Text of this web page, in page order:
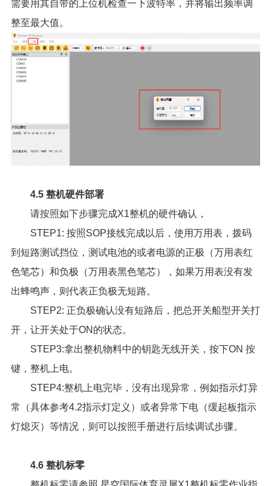
需要用其自带的上位机检查一下波特率，并将输出频率调
整至最大值。
4.5 整机硬件部署
请按照如下步骤完成X1整机的硬件确认，
STEP1: 按照SOP接线完成以后，使用万用表，拨码
到短路测试挡位，测试电池的或者电源的正极（万用表红
色笔芯）和负极（万用表黑色笔芯），如果万用表没有发
出蜂鸣声，则代表正负极无短路。
STEP2: 正负极确认没有短路后，把总开关船型开关打
开，让开关处于ON的状态。
STEP3:拿出整机物料中的钥匙无线开关，按下ON 按
键，整机上电。
STEP4:整机上电完毕，没有出现异常，例如指示灯异
常（具体参考4.2指示灯定义）或者异常下电（缓起板指示
灯熄灭）等情况，则可以按照手册进行后续调试步骤。
4.6 整机标零